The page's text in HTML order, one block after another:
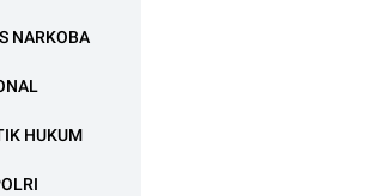
NARKOBA
HUKUM